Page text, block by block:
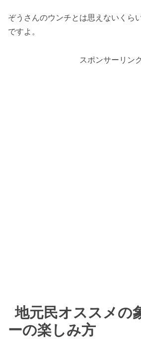
ぞうさんのウンチとは思えないくら
ですよ。
スポンサーリンク
地元民オススメの
ーの楽しみ方